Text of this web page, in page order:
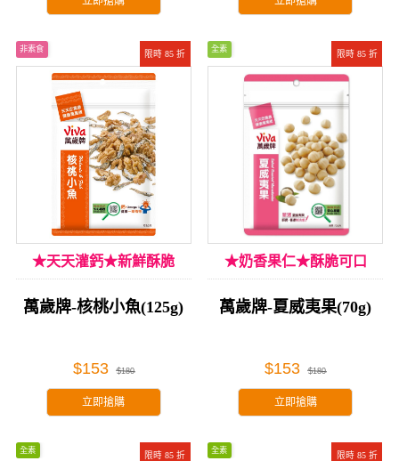
限時 85 折
非素食
★天天灌鈣★新鮮酥脆
萬歲牌-核桃小魚(125g)
$153 $180
立即搶購
限時 85 折
全素
★奶香果仁★酥脆可口
萬歲牌-夏威夷果(70g)
$153 $180
立即搶購
限時 85 折
全素
限時 85 折
全素